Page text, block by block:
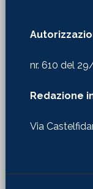
nr. 610 del
Redazione
Via